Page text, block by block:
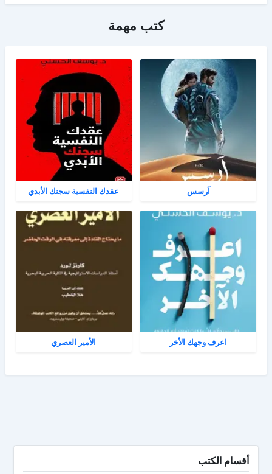
كتب مهمة
آرسس عقدك النفسية سجنك الأبدي
اعرف وجهك الأخر الأمير العصري
أقسام الكتب